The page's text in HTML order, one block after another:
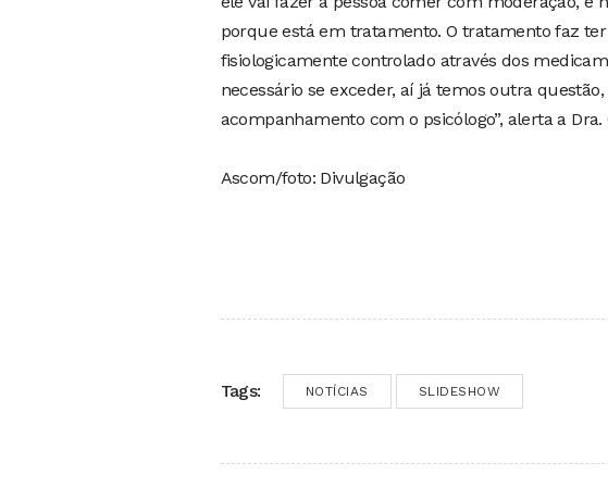
porque está em tratamento. O tratamento faz
fisiologicamente controlado através dos
necessário se exceder, aí já temos outra
acompanhamento com o psicólogo”, alerta a
Ascom/foto: Divulgação
Tags: NOTÍCIAS SLIDESHOW